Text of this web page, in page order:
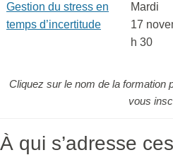
Gestion du stress en
temps d’incertitude
Mardi
17
h 30
Cliquez sur le nom de la formation
vous
À qui s’adresse